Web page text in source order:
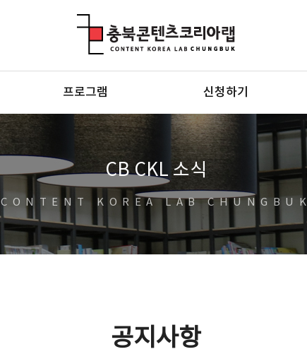
프로그램 신청하기
CB CKL 소식
CONTENT KOREA LAB CHUNGBUK
공지사항